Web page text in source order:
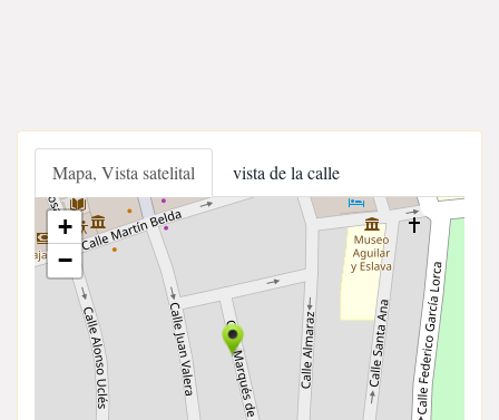
Mapa, Vista satelital vista de la calle
+
−